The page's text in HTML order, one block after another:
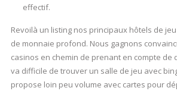
effectif.
Revoilà un listing nos principaux hôtels de
de monnaie profond. Nous gagnons
casinos en chemin de prenant en compte de
va difficile de trouver un salle de jeu avec
propose loin peu volume avec cartes pour